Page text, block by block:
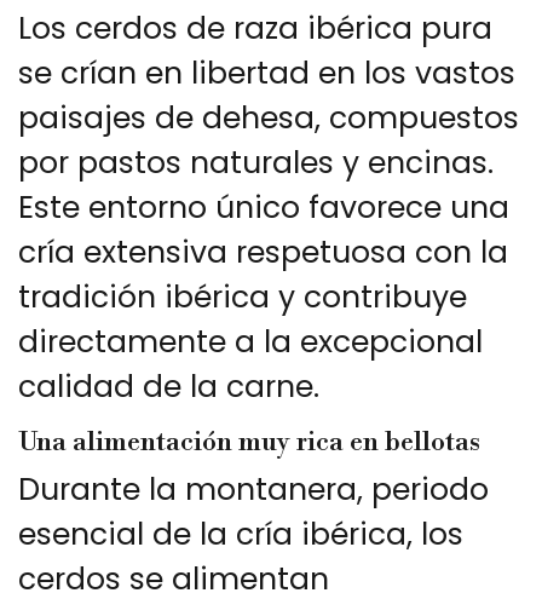
Los cerdos de raza ibérica pura
se crían en libertad en los vastos
paisajes de dehesa, compuestos
por pastos naturales y encinas.
Este entorno único favorece una
cría extensiva respetuosa con la
tradición ibérica y contribuye
directamente a la excepcional
calidad de la carne.
Una alimentación muy rica en bellotas
Durante la montanera, periodo
esencial de la cría ibérica, los
cerdos se alimentan